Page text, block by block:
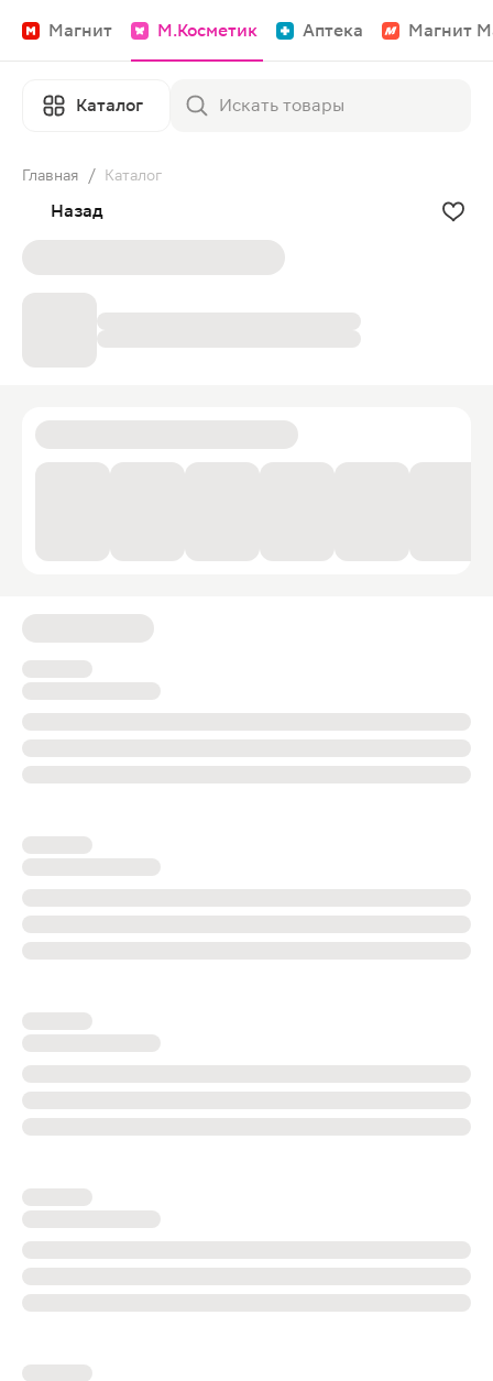
Магнит М.Косметик Аптека Магнит
Каталог
Главная / Каталог
Назад